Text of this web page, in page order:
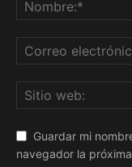
Guardar mi
navegador la